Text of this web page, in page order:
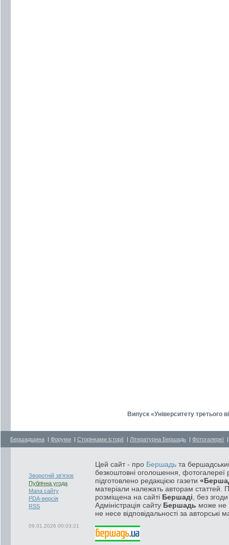
Випуск «Університету третього
Бершадщина | Форуми | Сторінками історії | Літературна Бершадь | Фотогалереї
Зворотній зв'язок
Публічна угода
Мапа сайту
PDA-версія
RSS
09.01.2026 00:03:21
Цей сайт - про Бершадь та
безкоштовні оголошення, фотогалереї
підготовлено редакцією газети
матеріали належать авторам статтей.
розміщена на сайті Бершаді , без
Адміністрація сайту Бершадь може не
не несе відповідальності за авторські